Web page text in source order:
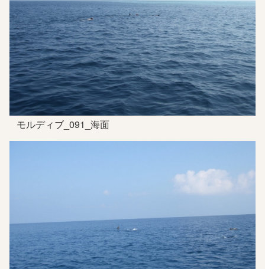
モルディブ_091_海面